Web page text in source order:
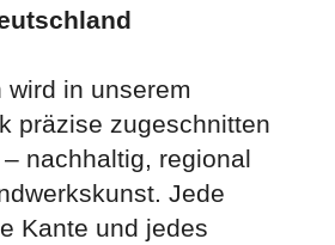
wird in unserem
präzise zugeschnitten
nachhaltig, regional
Jede
Kante und jedes